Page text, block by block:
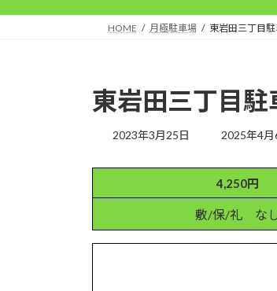
プ
動
HOME 月極駐車場 東岩田三丁目
東岩田三丁目駐
2023年3月25日
最
新
日
時
:
2025年4月
4,250円
敷/保/礼 な